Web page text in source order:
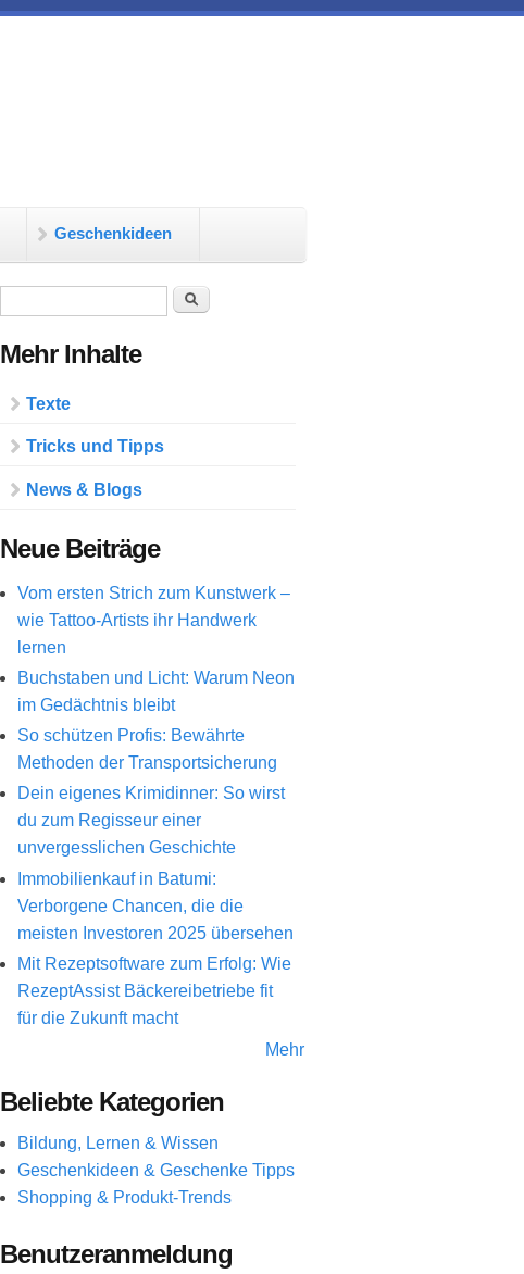
Geschenkideen
Suche
Mehr Inhalte
Texte
Tricks und Tipps
News & Blogs
Neue Beiträge
Vom ersten Strich zum Kunstwerk –
wie Tattoo-Artists ihr Handwerk
lernen
Buchstaben und Licht: Warum Neon
im Gedächtnis bleibt
So schützen Profis: Bewährte
Methoden der Transportsicherung
Dein eigenes Krimidinner: So wirst
du zum Regisseur einer
unvergesslichen Geschichte
Immobilienkauf in Batumi:
Verborgene Chancen, die die
meisten Investoren 2025 übersehen
Mit Rezeptsoftware zum Erfolg: Wie
RezeptAssist Bäckereibetriebe fit
für die Zukunft macht
Mehr
Beliebte Kategorien
Bildung, Lernen & Wissen
Geschenkideen & Geschenke Tipps
Shopping & Produkt-Trends
Benutzeranmeldung